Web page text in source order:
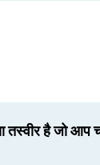
तस्वीर है जो